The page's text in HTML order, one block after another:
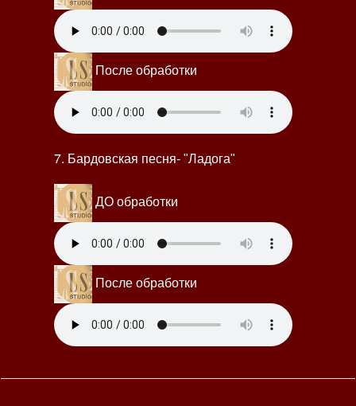
После обработки
7. Бардовская песня- "Ладога"
ДО обработки
После обработки